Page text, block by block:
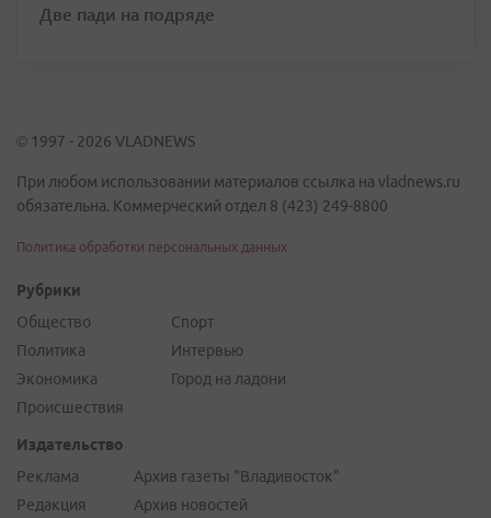
Две пади на подряде
© 1997 - 2026 VLADNEWS
При любом использовании материалов ссылка на vladnews.ru
обязательна. Коммерческий отдел 8 (423) 249-8800
Политика обработки персональных данных
Рубрики
Общество
Политика
Экономика
Происшествия
Спорт
Интервью
Город на ладони
Издательство
Реклама
Редакция
Архив газеты "Владивосток"
Архив новостей